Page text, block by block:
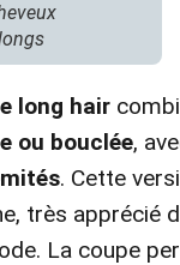
long hair
ou bouclée,
. Cette
très apprécié
La coupe